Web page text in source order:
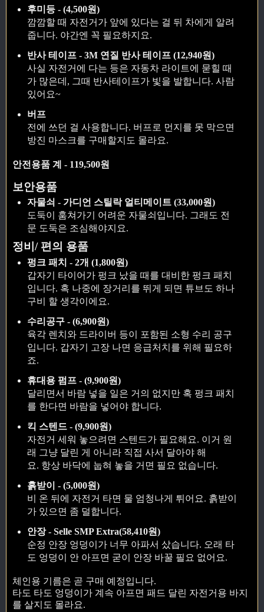
후미등 - (4,500원)
깜깜할 때 자전거가 앞에 있다는 걸 뒤 차에게 알려
줍니다. 야간엔 꼭 필요하지요.
반사 테이프 - 3M 연질 반사 테이프 (12,940원)
사실 자전거에 다는 등은 자동차 라이트에 묻힐 때
가 많은데, 그때 반사테이프가 빛을 발합니다. 사람
있어요~
버프
전에 쓰던 걸 사용합니다. 버프로 먼지를 못 막으면
방진 마스크를 구매할지도 몰라요.
안전용품 계 - 119,500원
보안용품
자물쇠 - 가디언 스틸락 얼티메이트 (33,000원)
도둑이 훔쳐가기 어려운 자물쇠입니다. 그래도 전
문 도둑은 조심해야지요.
정비/ 편의 용품
펑크 패치 - 2개 (1,800원)
갑자기 타이어가 펑크 났을 때를 대비한 펑크 패치
입니다. 혹 나중에 장거리를 뛰게 되면 튜브도 하나
구비 할 생각이에요.
수리공구 - (6,900원)
육각 렌치와 드라이버 등이 포함된 소형 수리 공구
입니다. 갑자기 고장 나면 응급처치를 위해 필요하
죠.
휴대용 펌프 - (9,900원)
달리면서 바람 넣을 일은 거의 없지만 혹 펑크 패치
를 한다면 바람을 넣어야 합니다.
킥 스텐드 - (9,900원)
자전거 세워 놓으려면 스텐드가 필요해요. 이거 원
래 그냥 달린 게 아니라 직접 사서 달아야 해
요. 항상 바닥에 눕혀 놓을 거면 필요 없습니다.
흙받이 - (5,000원)
비 온 뒤에 자전거 타면 물 엄청나게 튀어요. 흙받이
가 있으면 좀 덜합니다.
안장 - Selle SMP Extra(58,410원)
순정 안장 엉덩이가 너무 아파서 샀습니다. 오래 타
도 엉덩이 안 아프면 굳이 안장 바꿀 필요 없어요.
체인용 기름은 곧 구매 예정입니다.
타도 타도 엉덩이가 계속 아프면 패드 달린 자전거용 바지
를 살지도 몰라요.